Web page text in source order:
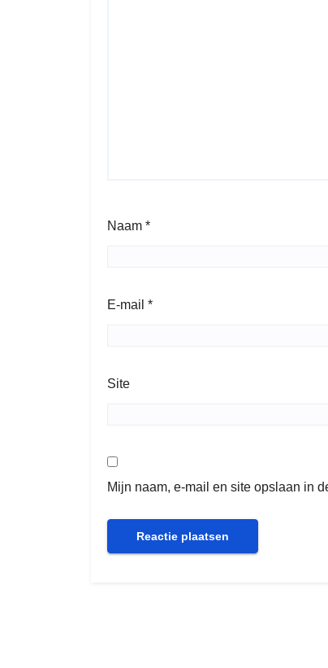
Naam *
E-mail *
Site
Mijn naam, e-mail en site opslaan in